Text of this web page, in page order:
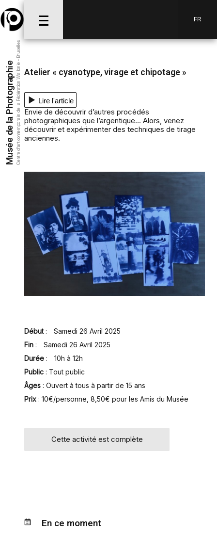
Musée de la PhotographieCentre d’art contemporain de la Fédération Wallonie - Bruxelles
FR
Atelier « cyanotype, virage et chipotage »
Lire l'article
Envie de découvrir d’autres procédés
photographiques que l’argentique... Alors, venez
découvrir et expérimenter des techniques de tirage
anciennes.
Début:
Samedi 26 Avril 2025
Fin :
Samedi 26 Avril 2025
Durée :
10h à 12h
Public : Tout public
Âges : Ouvert à tous à partir de 15 ans
Prix : 10€/personne, 8,50€ pour les Amis du Musée
Cette activité est complète
En ce moment